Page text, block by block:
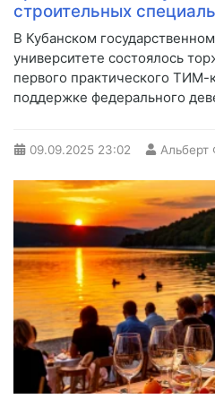
строительных
В Кубанском
университете состоялось
первого практического ТИМ-
поддержке федерального
09.09.2025 23:02 Альберт